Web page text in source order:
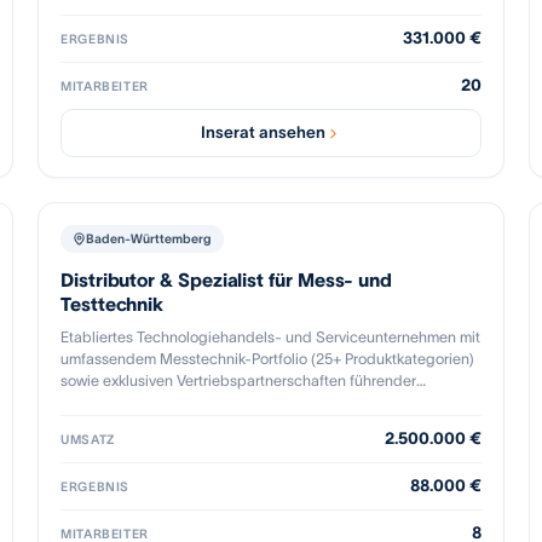
Lösungen ermöglicht eine schnelle Umsetzung vom Prototyp
Beziehungen.
ERGEBNIS 331.000 €
MITARBEITER 20
Inserat ansehen
Baden-Württemberg
Distributor & Spezialist für Mess- und
Testtechnik
Etabliertes Technologiehandels- und Serviceunternehmen mit
umfassendem Messtechnik-Portfolio (25+ Produktkategorien)
sowie exklusiven Vertriebspartnerschaften führender
vor mehr als 30 Jahren gegründete Unternehmen ist als
Messtechnik deutschlandweit und international tätig. Mit
Shop sowie einem regionalen Direktvertrieb betreut das
UMSATZ 2.500.000 €
ERGEBNIS 88.000 €
MITARBEITER 8